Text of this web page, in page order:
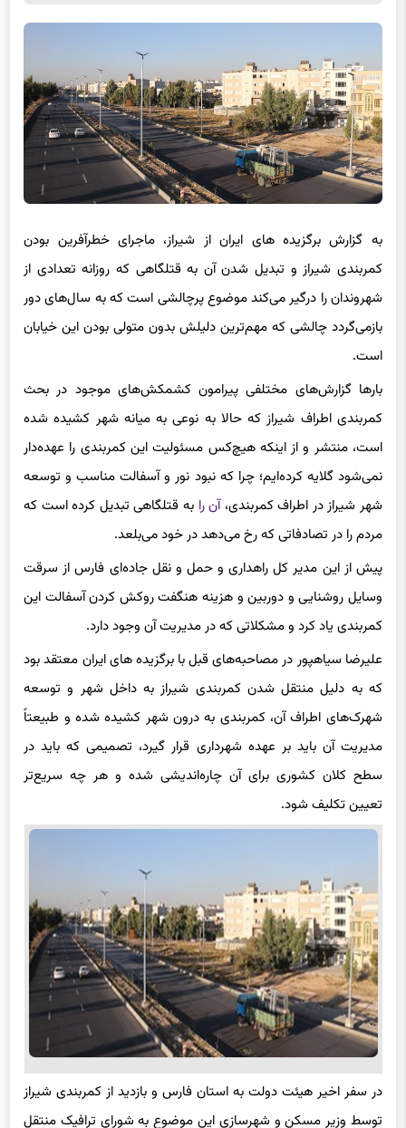
به گزارش برگزیده های ایران از شیراز، ماجرای خطرآفرین بودن
کمربندی شیراز و تبدیل شدن آن به قتلگاهی که روزانه تعدادی از
شهروندان را درگیر می‌کند موضوع پرچالشی است که به سال‌های دور
باز‌می‌گردد چالشی که مهم‌ترین دلیلش بدون متولی بودن این خیابان
است.
بارها گزارش‌های مختلفی پیرامون کشمکش‌های موجود در بحث
کمربندی اطراف شیراز که حالا به نوعی به میانه شهر کشیده شده
است، منتشر و از اینکه هیچ‌کس مسئولیت این کمربندی را عهده‌دار
نمی‌شود گلایه کرده‌ایم؛ چرا که نبود نور و آسفالت مناسب و توسعه
شهر شیراز در اطراف کمربندی،آن را به قتلگاهی تبدیل کرده است که
مردم را در تصادفاتی که رخ می‌دهد در خود می‌بلعد.
پیش از این مدیر کل راهداری و حمل و نقل جاده‌ای فارس از سرقت
وسایل روشنایی و دوربین و هزینه هنگفت روکش کردن آسفالت این
کمربندی یاد کرد و مشکلاتی که در مدیریت آن وجود دارد.
علیرضا سیاهپور در مصاحبه‌های قبل با برگزیده های ایران معتقد بود
که به دلیل منتقل شدن کمربندی شیراز به داخل شهر و توسعه
شهرک‌های اطراف آن، کمربندی به درون شهر کشیده شده و طبیعتاً
مدیریت آن باید بر عهده شهرداری قرار گیرد، تصمیمی که باید در
سطح کلان کشوری برای آن چاره‌اندیشی شده و هر چه سریع‌تر
تعیین تکلیف شود.
در سفر اخیر هیئت دولت به استان فارس و بازدید از کمربندی شیراز
توسط وزیر مسکن و شهرسازی این موضوع به شورای ترافیک منتقل